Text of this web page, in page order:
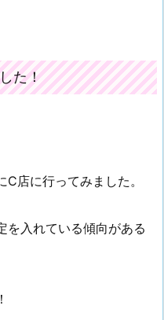
た！
店に行ってみました。
を入れている傾向がある